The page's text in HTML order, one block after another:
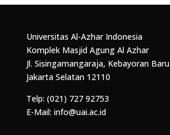
Universitas Al-Azhar Indonesia
Komplek Masjid Agung Al Azhar
Jl. Sisingamangaraja, Kebayoran Baru
Jakarta Selatan 12110
Telp: (021) 727 92753
E-Mail: info@uai.ac.id